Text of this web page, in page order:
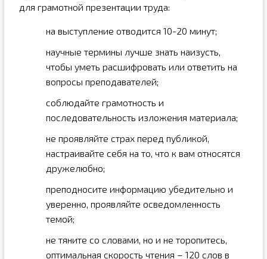
для грамотной презентации труда:
на выступление отводится 10-20 минут;
научные термины лучше знать наизусть,
чтобы уметь расшифровать или ответить на
вопросы преподавателей;
соблюдайте грамотность и
последовательность изложения материала;
не проявляйте страх перед публикой,
настраивайте себя на то, что к вам относятся
дружелюбно;
преподносите информацию убедительно и
уверенно, проявляйте осведомленность
темой;
не тяните со словами, но и не торопитесь,
оптимальная скорость чтения – 120 слов в